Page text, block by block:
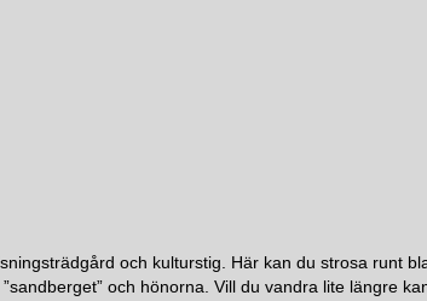
och kulturstig. Här kan du strosa runt
och hönorna. Vill du vandra lite längre